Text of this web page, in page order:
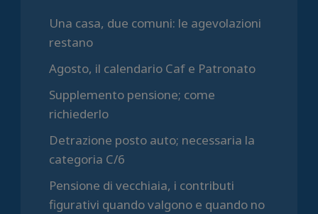
Una casa, due comuni: le agevolazioni
restano
Agosto, il calendario Caf e Patronato
Supplemento pensione; come
richiederlo
Detrazione posto auto; necessaria la
categoria C/6
Pensione di vecchiaia, i contributi
figurativi quando valgono e quando no